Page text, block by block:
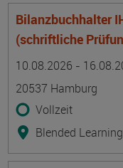
Bilanzbuchhalter
(schriftliche
10.08.2026 -
20537 Hamburg
Vollzeit
Blended Learning